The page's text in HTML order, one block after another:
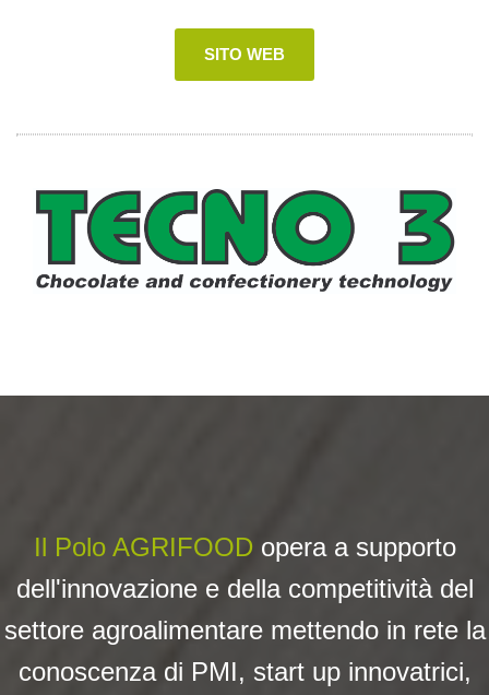
SITO WEB
Il Polo AGRIFOOD opera a supporto
dell'innovazione e della competitività del
settore agroalimentare mettendo in rete la
conoscenza di PMI, start up innovatrici,